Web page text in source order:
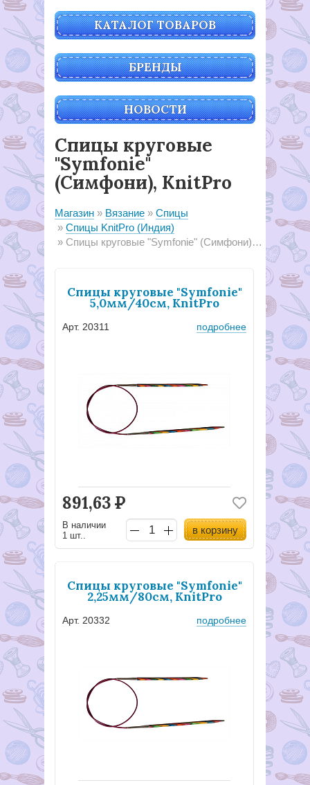
КАТАЛОГ ТОВАРОВ
БРЕНДЫ
НОВОСТИ
Спицы круговые
"Symfonie"
(Симфони), KnitPro
Магазин Вязание
Спицы
Спицы KnitPro (Индия)
Спицы круговые "Symfonie" (Симфони), KnitPro
Спицы круговые "Symfonie"
5,0мм/40см, KnitPro
Арт. 20311 подробнее
891,63Р
В наличии
1 шт..
в корзину
Спицы круговые "Symfonie"
2,25мм/80см, KnitPro
Арт. 20332 подробнее